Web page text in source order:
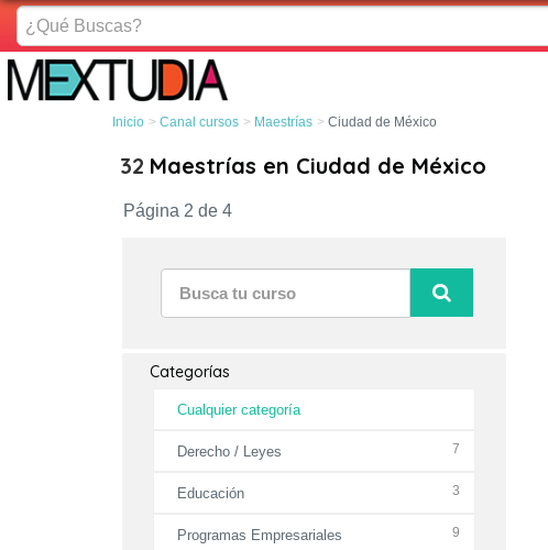
¿Qué
Buscas?
Inicio Canal cursos Maestrías Ciudad de México
32 Maestrías en Ciudad de México
Página 2 de 4
Categorías
Cualquier categoría
Derecho / Leyes 7
Educación 3
Programas Empresariales 9